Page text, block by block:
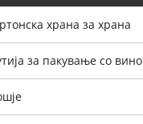
храна за храна
за пакување со вино